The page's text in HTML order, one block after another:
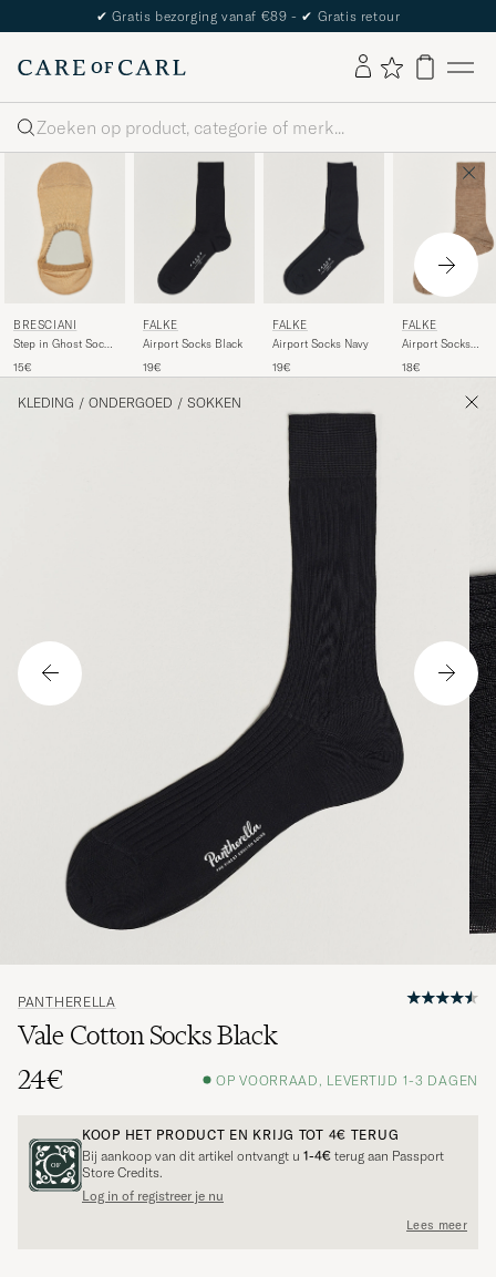
✔ Gratis bezorging vanaf €89 - ✔ Gratis retour
Zoeken
BRESCIANI
Step in Ghost Socks
15€
FALKE
Airport Socks Black
19€
FALKE
Airport Socks Navy
19€
FALKE
Airport Socks
18€
KLEDING / ONDERGOED / SOKKEN
PANTHERELLA
Vale Cotton Socks Black
24€
OP VOORRAAD, LEVERTIJD 1-3 DAGEN
KOOP HET PRODUCT EN KRIJG TOT 4€ TERUG
Bij aankoop van dit artikel ontvangt u 1-4€ terug aan Passport
Store Credits.
Log in of registreer je nu
Lees meer